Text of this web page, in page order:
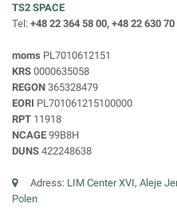
TS2 SPACE
Tel: +48 22 364 58 00, +48 22 630 70
moms PL7010612151
KRS 0000635058
REGON 365328479
EORI PL701061215100000
RPT 11918
NCAGE 99B8H
DUNS 422248638
Adress: LIM Center XVI, Aleje
Polen